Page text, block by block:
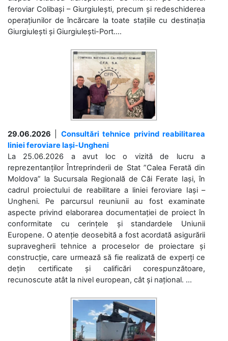
feroviar Colibași – Giurgiulești, precum și redeschiderea
operațiunilor de încărcare la toate stațiile cu destinația
Giurgiulești și Giurgiulești-Port....
29.06.2026
Consultări tehnice privind reabilitarea
liniei feroviare Iași-Ungheni
La 25.06.2026 a avut loc o vizită de lucru a
reprezentanților Întreprinderii de Stat ”Calea Ferată din
Moldova” la Sucursala Regională de Căi Ferate Iași, în
cadrul proiectului de reabilitare a liniei feroviare Iași –
Ungheni. Pe parcursul reuniunii au fost examinate
aspecte privind elaborarea documentației de proiect în
conformitate cu cerințele și standardele Uniunii
Europene. O atenție deosebită a fost acordată asigurării
supravegherii tehnice a proceselor de proiectare și
construcție, care urmează să fie realizată de experți ce
dețin certificate și calificări corespunzătoare,
recunoscute atât la nivel european, cât și național. ...